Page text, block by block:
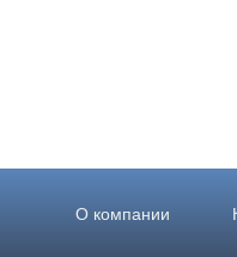
О компании